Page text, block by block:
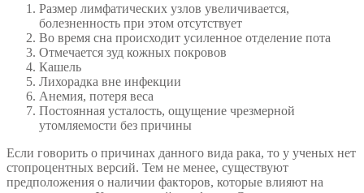
Размер лимфатических узлов увеличивается,
болезненность при этом отсутствует
Во время сна происходит усиленное отделение пота
Отмечается зуд кожных покровов
Кашель
Лихорадка вне инфекции
Анемия, потеря веса
Постоянная усталость, ощущение чрезмерной
утомляемости без причины
Если говорить о причинах данного вида рака, то у ученых нет
стопроцентных версий. Тем не менее, существуют
предположения о наличии факторов, которые влияют на